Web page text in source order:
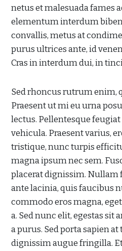
netus et malesuada fames
elementum interdum
convallis, metus at
purus ultrices ante, id
Cras in interdum dui, in
Sed rhoncus rutrum enim,
Praesent ut mi eu urna
lectus. Pellentesque
vehicula. Praesent varius,
tristique, nunc turpis
magna ipsum nec sem.
placerat dignissim.
ante lacinia, quis faucibus
commodo eros magna,
a. Sed nunc elit, egestas sit
a purus. Sed porta sapien
dignissim augue fringilla.